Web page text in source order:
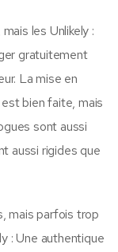
les Unlikely :
gratuitement
La mise en
bien faite, mais
sont aussi
aussi rigides que
mais parfois trop
: Une authentique